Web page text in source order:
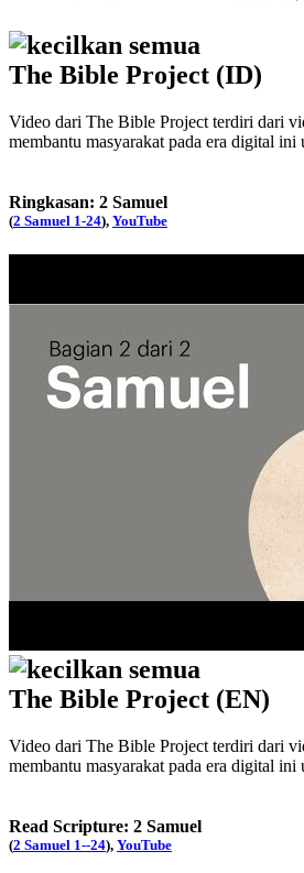
kecilkan semua
The Bible Project (ID)
Video dari The Bible Project terdiri dari
membantu masyarakat pada era digital
Ringkasan: 2 Samuel
(2 Samuel 1-24), YouTube
kecilkan semua
The Bible Project (EN)
Video dari The Bible Project terdiri dari
membantu masyarakat pada era digital
Read Scripture: 2 Samuel
(2 Samuel 1--24), YouTube